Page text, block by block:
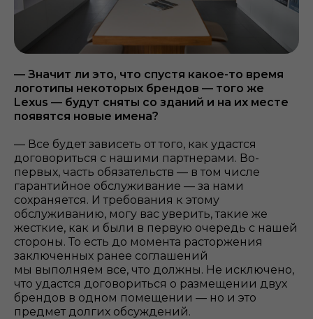
— Значит ли это, что спустя какое-то время
логотипы некоторых брендов — того же
Lexus — будут сняты со зданий и на их месте
появятся новые имена?
— Все будет зависеть от того, как удастся
договориться с нашими партнерами. Во-
первых, часть обязательств — в том числе
гарантийное обслуживание — за нами
сохраняется. И требования к этому
обслуживанию, могу вас уверить, такие же
жесткие, как и были в первую очередь с нашей
стороны. То есть до момента расторжения
заключенных ранее соглашений
мы выполняем все, что должны. Не исключено,
что удастся договориться о размещении двух
брендов в одном помещении — но и это
предмет долгих обсуждений.